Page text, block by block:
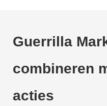
Guerrilla
combineren
acties